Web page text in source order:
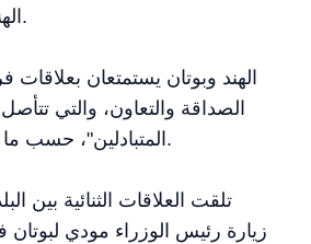
الهندية الملك البوتاني.
الصداقة والتعاون، والتي
المتبادلين"، حسب ما صرحت به الوزارة.
تلقت العلاقات الثنائية بين
زيارة رئيس الوزراء مودي